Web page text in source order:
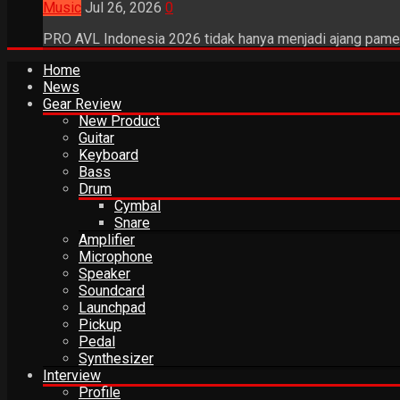
Music Jul 26, 2026 0
PRO AVL Indonesia 2026 tidak hanya menjadi ajang
Home
News
Gear Review
New Product
Guitar
Keyboard
Bass
Drum
Cymbal
Snare
Amplifier
Microphone
Speaker
Soundcard
Launchpad
Pickup
Pedal
Synthesizer
Interview
Profile